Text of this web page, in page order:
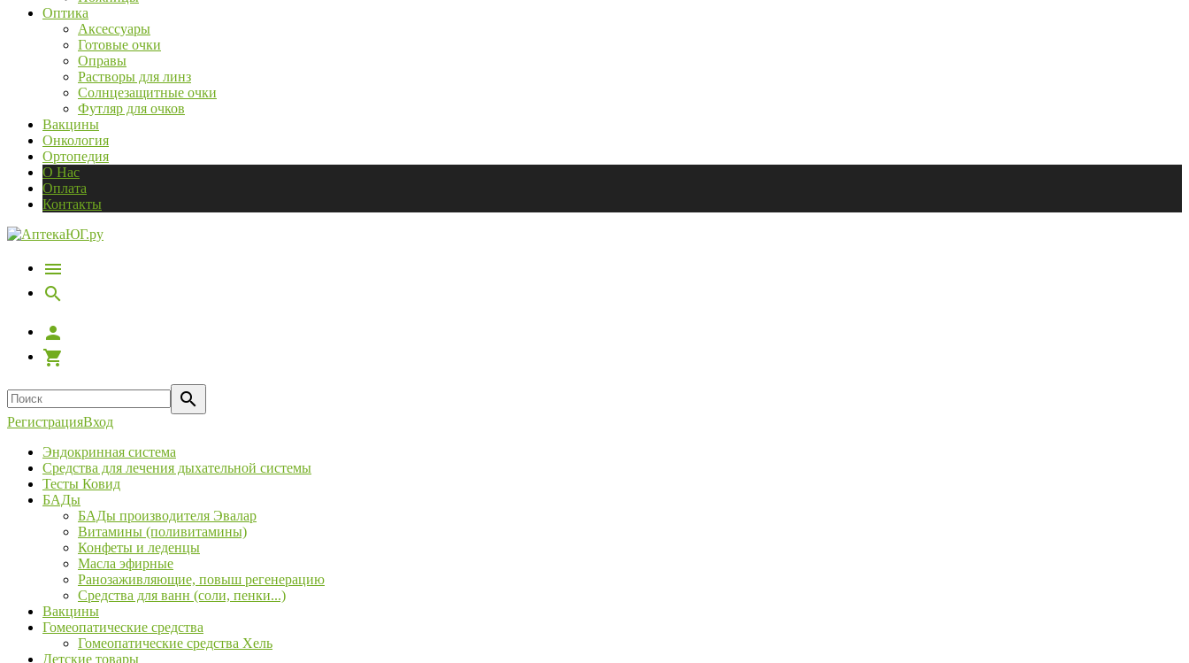
Оптика
Аксессуары
Готовые очки
Оправы
Растворы для линз
Солнцезащитные очки
Футляр для очков
Вакцины
Онкология
Ортопедия
О Нас
Оплата
Контакты
РегистрацияВход
Эндокринная система
Средства для лечения дыхательной системы
Тесты Ковид
БАДы
БАДы производителя Эвалар
Витамины (поливитамины)
Конфеты и леденцы
Масла эфирные
Ранозаживляющие, повыш регенерацию
Средства для ванн (соли, пенки...)
Вакцины
Гомеопатические средства
Гомеопатические средства Хель
Детские товары